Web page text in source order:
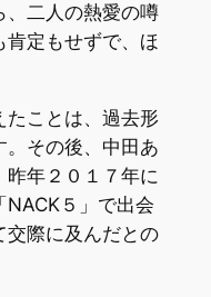
、二人の熱愛の噂
定もせずで、ほ
たことは、過去形
その後、中田あ
年２０１７年に
５」で出会
交際に及んだとの